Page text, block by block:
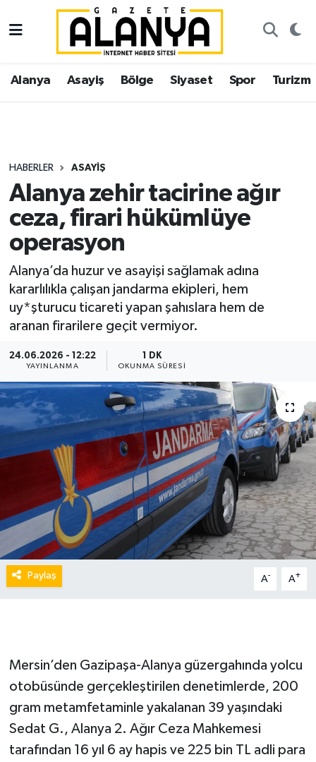
Alanya Asayiş Bölge Siyaset Spor Turizm
HABERLER ASAYIŞ
Alanya zehir tacirine ağır
ceza, firari hükümlüye
operasyon
Alanya’da huzur ve asayişi sağlamak adına
kararlılıkla çalışan jandarma ekipleri, hem
uy*şturucu ticareti yapan şahıslara hem de
aranan firarilere geçit vermiyor.
24.06.2026 - 12:22
YAYINLANMA
1 DK
OKUNMA SÜRESI
Paylaş A- A+
Mersin’den Gazipaşa-Alanya güzergahında yolcu
otobüsünde gerçekleştirilen denetimlerde, 200
gram metamfetaminle yakalanan 39 yaşındaki
Sedat G., Alanya 2. Ağır Ceza Mahkemesi
tarafından 16 yıl 6 ay hapis ve 225 bin TL adli para
Alanya
Asayiş
Siyaset
Spor
Turizm
Ekonomi
Gazipaşa
İstanbul Nöbetçi Eczaneler
İstanbul Hava Durumu
Süper Lig Puan Durumu ve Fikstür
Tüm Manşetler
Son Dakika Haberleri
Haber Arşivi